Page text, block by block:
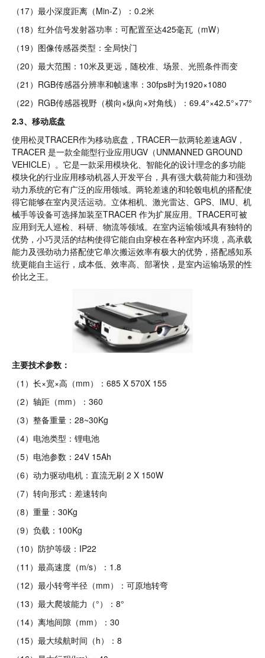
（17）最小深度距离（Min-Z）：0.2米
（18）红外信号发射器功率：可配置至达425毫瓦（mW）
（19）图像传感器类型：全局快门
（20）最大范围：10米及更远，随校准、场景、光照条件而变
（21）RGB传感器分辨率和帧速率：30fps时为1920×1080
（22）RGB传感器视野（横向×纵向×对角线）：69.4°×42.5°×77°
2.3、移动底盘
使用松灵TRACER作为移动底盘，TRACER一款两轮差速AGV，
TRACER 是⼀款全能型行业应用UGV（UNMANNED GROUND
VEHICLE）。它是⼀款采用模块化、智能化的设计理念的多功能
模块化的行业应用移动机器人开发平台，具有强大载荷能力和强劲
动力系统的它有广泛的应用领域。两轮差速的和轮毂电机的搭配使
得它能够在室内灵活运动。立体相机、激光雷达、GPS、IMU、机
械手等设备可选择加装至TRACER 作为扩展应用。TRACER可被
应用到无人巡检、科研、物流等领域。在室内运输领域具有独特的
优势，小巧灵活的结构使得它能自由穿梭在各种室内环境，高承载
能力及强劲动力搭配使它单次搬运效率有极大的优势，搭配感知系
统更能自主运行，成本低、效率高、部署快，是室内运输场景的性
价比之王。
主要技术参数：
（1）长×宽×高（mm）：685 X 570X 155
（2）轴距（mm）：360
（3）整备重量：28~30Kg
（4）电池类型：锂电池
（5）电池参数：24V 15Ah
（6）动力驱动电机：直流无刷 2 X 150W
（7）转向形式：差速转向
（8）重量：30Kg
（9）负载：100Kg
（10）防护等级：IP22
（11）最高速度（m/s）：1.8
（12）最小转弯半径（mm）：可原地转弯
（13）最大爬坡能力（°）：8°
（14）离地间隙（mm）：30
（15）最大续航时间（h）：8